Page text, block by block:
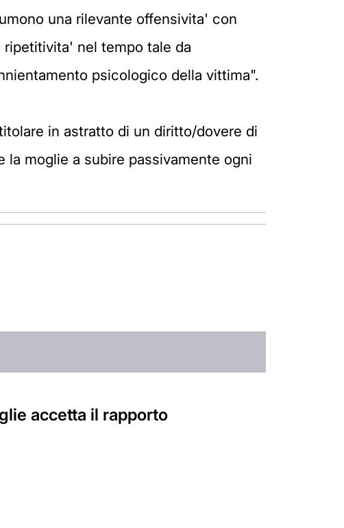
una rilevante offensivita' con
nel tempo tale da
psicologico della vittima".
in astratto di un diritto/dovere di
moglie a subire passivamente ogni
accetta il rapporto